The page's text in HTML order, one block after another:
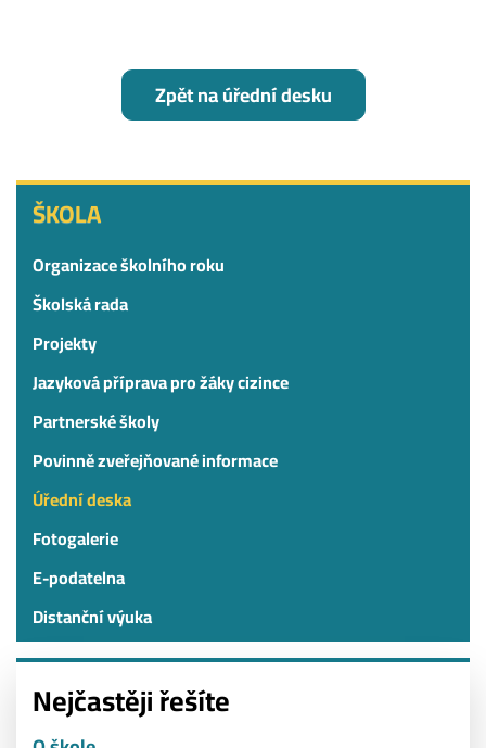
ŠKOLA
ŠKOLA
Organizace školního roku
Školská rada
Projekty
Jazyková příprava pro žáky cizince
Partnerské školy
Povinně zveřejňované informace
Úřední deska
Fotogalerie
E-podatelna
Distanční výuka
Nejčastěji řešíte
Zpět na úřední desku